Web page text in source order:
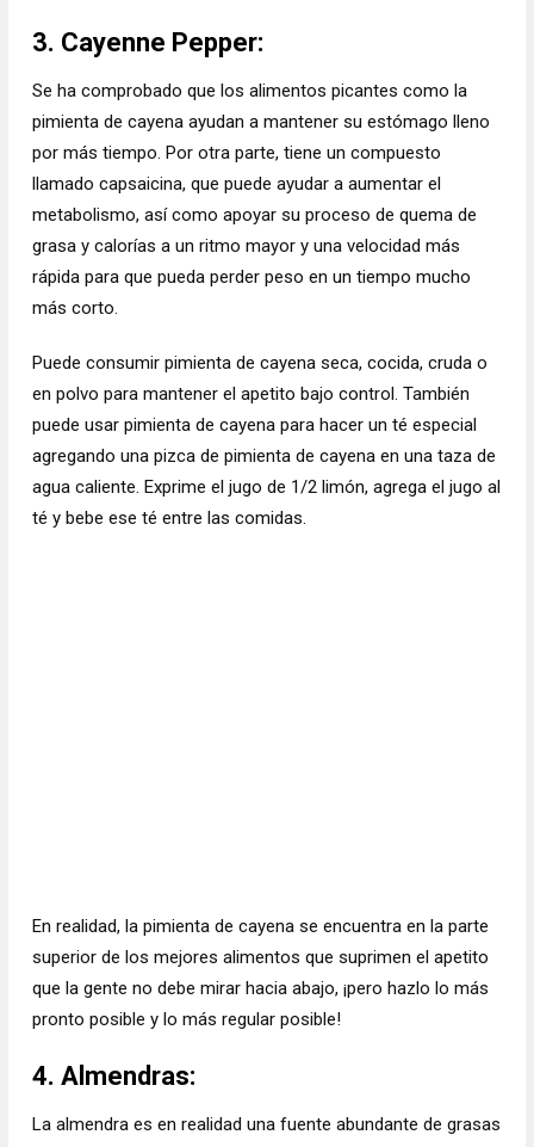
3. Cayenne Pepper:
Se ha comprobado que los alimentos picantes como la
pimienta de cayena ayudan a mantener su estómago lleno
por más tiempo. Por otra parte, tiene un compuesto
llamado capsaicina, que puede ayudar a aumentar el
metabolismo, así como apoyar su proceso de quema de
grasa y calorías a un ritmo mayor y una velocidad más
rápida para que pueda perder peso en un tiempo mucho
más corto.
Puede consumir pimienta de cayena seca, cocida, cruda o
en polvo para mantener el apetito bajo control. También
puede usar pimienta de cayena para hacer un té especial
agregando una pizca de pimienta de cayena en una taza de
agua caliente. Exprime el jugo de 1/2 limón, agrega el jugo al
té y bebe ese té entre las comidas.
En realidad, la pimienta de cayena se encuentra en la parte
superior de los mejores alimentos que suprimen el apetito
que la gente no debe mirar hacia abajo, ¡pero hazlo lo más
pronto posible y lo más regular posible!
4. Almendras:
La almendra es en realidad una fuente abundante de grasas